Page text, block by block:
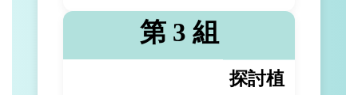
第 3 組
探討植